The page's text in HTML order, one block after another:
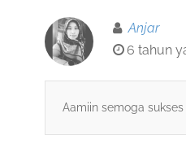
Anjar
6 tahun
Aamiin semoga